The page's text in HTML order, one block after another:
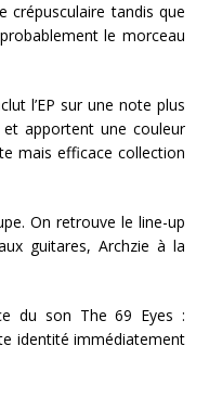
crépusculaire tandis que
le morceau
l’EP sur une note plus
apportent une couleur
mais efficace collection
On retrouve le line-up
guitares, Archzie à la
du son The 69 Eyes :
identité immédiatement